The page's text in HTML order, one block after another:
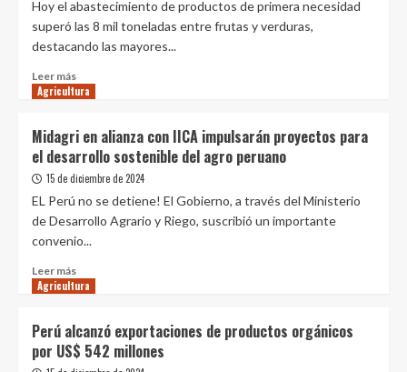
Sachaca
que
la
sostenibilidad
Arequipa
Hoy el abastecimiento de productos de primera necesidad
superó las 8 mil toneladas entre frutas y verduras,
destacando las mayores...
Leer más
más
mayores
ofertas
de
frijol,
naranja,
uva
y
en
mercados
mayoristas
Agricultura
Midagri en alianza con IICA impulsarán proyectos para
el desarrollo sostenible del agro peruano
15 de diciembre de 2024
EL Perú no se detiene! El Gobierno, a través del Ministerio
de Desarrollo Agrario y Riego, suscribió un importante
convenio...
Leer más
más
en
alianza
Agricultura
Perú alcanzó exportaciones de productos orgánicos
por US$ 542 millones